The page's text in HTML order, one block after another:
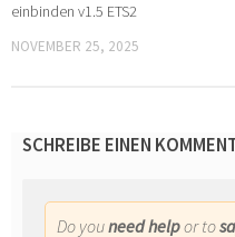
einbinden v1.5 ETS2
NOVEMBER 25, 2025
SCHREIBE EINEN
Do youneed helpor to